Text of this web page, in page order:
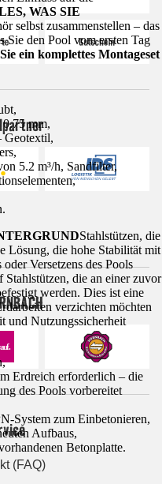
WAS SIE
selbst zusammenstellen – das
Sie den Pool vom ersten Tag
ein komplettes Montageset
mm,
Geotextil,
5.2 m³/h, Sandfilter,
Stahlstützen, die
Lösung, die hohe Stabilität mit
Versetzens des Pools
die an einer zuvor
werden. Dies ist eine
verzichten möchten
und Nutzungssicherheit
Erdreich erforderlich – die
des Pools vorbereitet
System zum Einbetonieren,
Aufbaus,
Betonplatte.
(FAQ)